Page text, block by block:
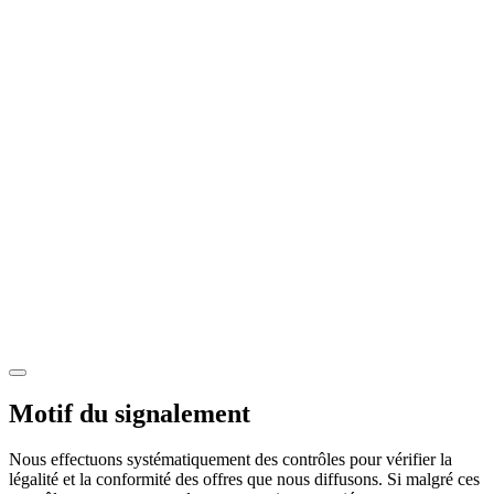
Motif du signalement
Nous effectuons systématiquement des contrôles pour vérifier la
légalité et la conformité des offres que nous diffusons. Si malgré ces